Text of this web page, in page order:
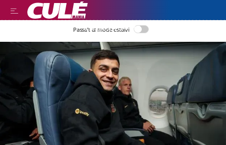
LLEGIR EN CATALÀ
Passa’t al mode estalvi